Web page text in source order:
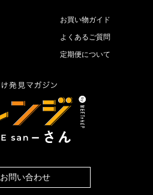
お買い物ガイド
よくあるご質問
定期便について
お問い合わせ